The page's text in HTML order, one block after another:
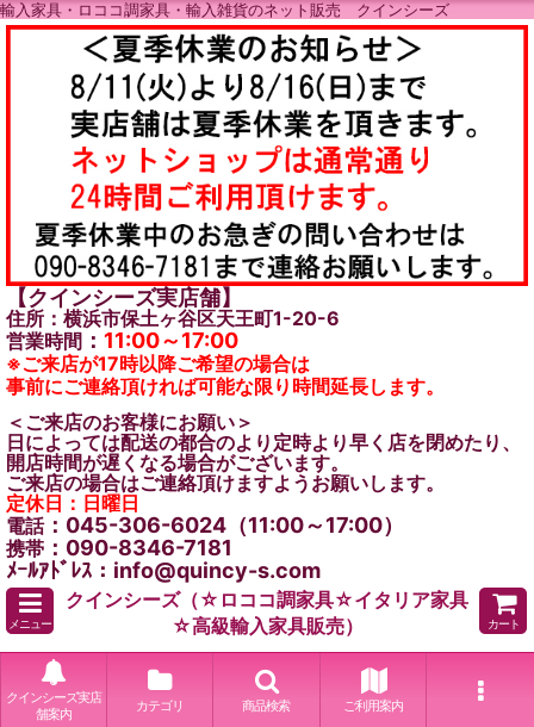
輸入家具・ロココ調家具・輸入雑貨のネット販売 クインシーズ
【クインシーズ実店舗】
住所：横浜市保土ヶ谷区天王町1-20-6
営業時間 ： 11:00～17:00
※ご来店が17時以降ご希望の場合は
事前にご連絡頂ければ可能な限り時間延長します。
＜ご来店のお客様にお願い＞
日によっては配送の都合のより定時より早く店を閉めたり、
開店時間が遅くなる場合がございます。
ご来店の場合はご連絡頂けますようお願いします。
定休日：日曜日
電話：045-306-6024（11:00～17:00）
携帯 ：090-8346-7181
ﾒｰﾙｱﾄﾞﾚｽ：info@quincy-s.com
メニュー
クインシーズ（☆ロココ調家具☆イタリア家具
☆高級輸入家具販売）
カート
クインシーズ実店
舗案内
カテゴリ 商品検索 ご利用案内